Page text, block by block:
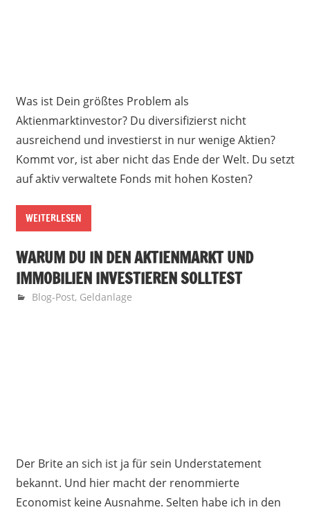
Was ist Dein größtes Problem als
Aktienmarktinvestor? Du diversifizierst nicht
ausreichend und investierst in nur wenige Aktien?
Kommt vor, ist aber nicht das Ende der Welt. Du setzt
auf aktiv verwaltete Fonds mit hohen Kosten?
WEITERLESEN
WARUM DU IN DEN AKTIENMARKT UND
IMMOBILIEN INVESTIEREN SOLLTEST
17. Januar 2018
Finanzglück
Blog-Post, Geldanlage
Der Brite an sich ist ja für sein Understatement
bekannt. Und hier macht der renommierte
Economist keine Ausnahme. Selten habe ich in den